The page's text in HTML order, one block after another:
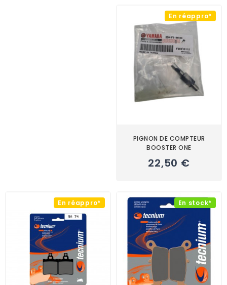
En réappro*
PIGNON DE COMPTEUR
BOOSTER ONE
22,50 €
En réappro* En stock*